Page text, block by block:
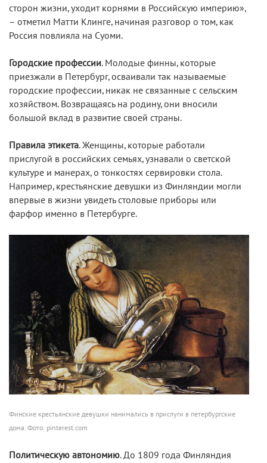
сторон жизни, уходит корнями в Российскую империю»,
– отметил Матти Клинге, начиная разговор о том, как
Россия повлияла на Суоми.
Городские профессии. Молодые финны, которые
приезжали в Петербург, осваивали так называемые
городские профессии, никак не связанные с сельским
хозяйством. Возвращаясь на родину, они вносили
большой вклад в развитие своей страны.
Правила этикета. Женщины, которые работали
прислугой в российских семьях, узнавали о светской
культуре и манерах, о тонкостях сервировки стола.
Например, крестьянские девушки из Финляндии могли
впервые в жизни увидеть столовые приборы или
фарфор именно в Петербурге.
Финские крестьянские девушки нанимались в прислуги в петербургские
дома. Фото: pinterest.com
Политическую автономию. До 1809 года Финляндия